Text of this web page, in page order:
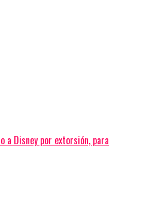
a Disney por extorsión, para